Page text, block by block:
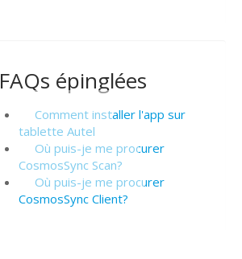
FAQs épinglées
Comment installer l'app sur
tablette Autel
Où puis-je me procurer
CosmosSync Scan?
Où puis-je me procurer
CosmosSync Client?